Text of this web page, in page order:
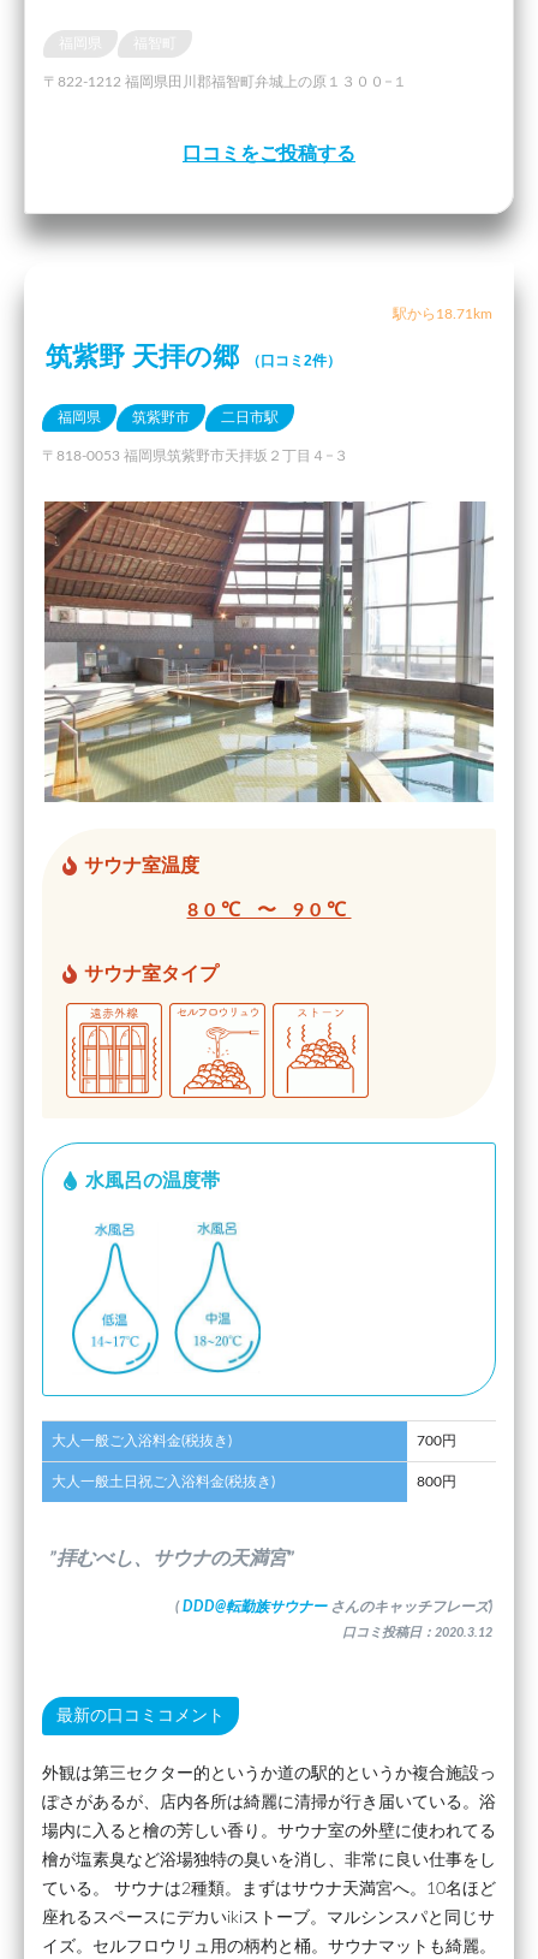
〒822-1212 福岡県田川郡福智町弁城上の原１３００−１
口コミをご投稿する
駅から18.71km
筑紫野 天拝の郷 （口コミ2件）
福岡県 筑紫野市 二日市駅
〒818-0053 福岡県筑紫野市天拝坂２丁目４−３
サウナ室温度
80℃ 〜 90℃
サウナ室タイプ
水風呂の温度帯
大人一般ご入浴料金(税抜き) 700円
大人一般土日祝ご入浴料金(税抜き) 800円
”拝むべし、サウナの天満宮”
( DDD@転勤族サウナー さんのキャッチフレーズ)
口コミ投稿日：2020.3.12
最新の口コミコメント
外観は第三セクター的というか道の駅的というか複合施設っ
ぽさがあるが、店内各所は綺麗に清掃が行き届いている。浴
場内に入ると檜の芳しい香り。サウナ室の外壁に使われてる
檜が塩素臭など浴場独特の臭いを消し、非常に良い仕事をし
ている。 サウナは2種類。まずはサウナ天満宮へ。10名ほど
座れるスペースにデカいikiストーブ。マルシンスパと同じサ
イズ。セルフロウリュ用の柄杓と桶。サウナマットも綺麗。